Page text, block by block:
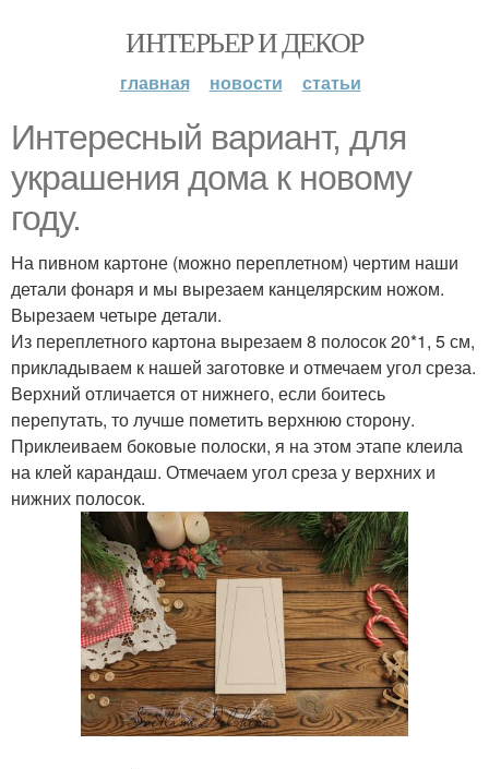
ИНТЕРЬЕР И ДЕКОР
главная новости статьи
Интересный вариант, для
украшения дома к новому
году.
На пивном картоне (можно переплетном) чертим наши
детали фонаря и мы вырезаем канцелярским ножом.
Вырезаем четыре детали.
Из переплетного картона вырезаем 8 полосок 20*1, 5 см,
прикладываем к нашей заготовке и отмечаем угол среза.
Верхний отличается от нижнего, если боитесь
перепутать, то лучше пометить верхнюю сторону.
Приклеиваем боковые полоски, я на этом этапе клеила
на клей карандаш. Отмечаем угол среза у верхних и
нижних полосок.